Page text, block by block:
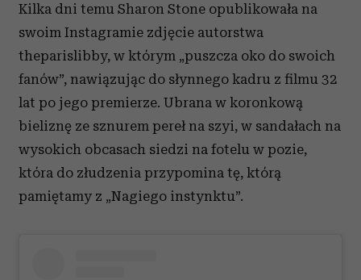
Kilka dni temu Sharon Stone opublikowała na
swoim Instagramie zdjęcie autorstwa
theparislibby, w którym „puszcza oko do swoich
fanów”, nawiązując do słynnego kadru z filmu 32
lat po jego premierze. Ubrana w koronkową
bieliznę ze sznurem pereł na szyi, w sandałach na
wysokich obcasach siedzi na fotelu w pozie,
która do złudzenia przypomina tę, którą
pamiętamy z „Nagiego instynktu”.